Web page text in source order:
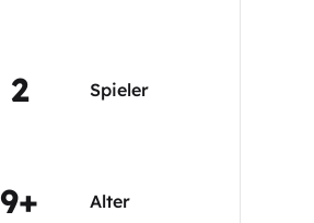
2 Spieler
9+ Alter